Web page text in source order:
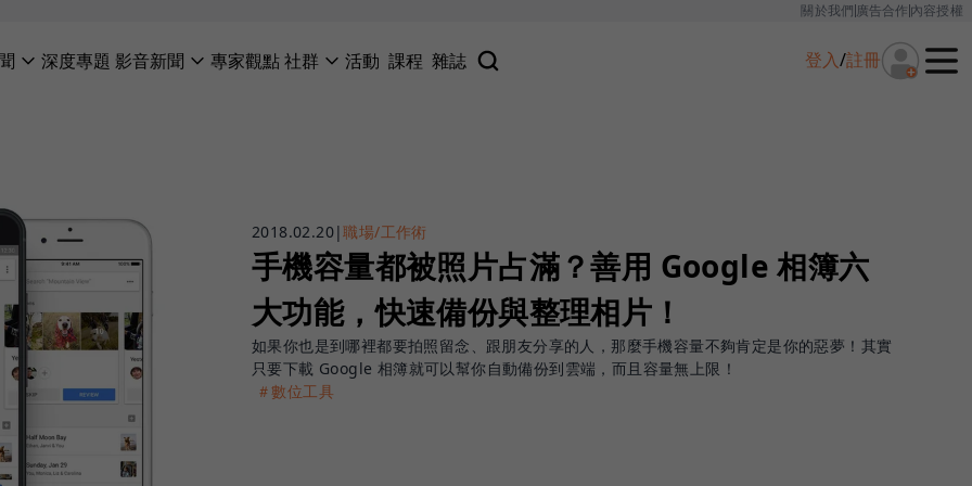
關於我們廣告合作內容授權
深度專題 影音新聞 專家觀點社群 活動 課程 雜誌 登入/註冊
2018.02.20|職場/工作術
手機容量都被照片占滿？善用 Google 相簿六
大功能，快速備份與整理相片！
如果你也是到哪裡都要拍照留念、跟朋友分享的人，那麼手機容量不夠肯定是你的惡夢！其實
只要下載 Google 相簿就可以幫你自動備份到雲端，而且容量無上限！
＃數位工具